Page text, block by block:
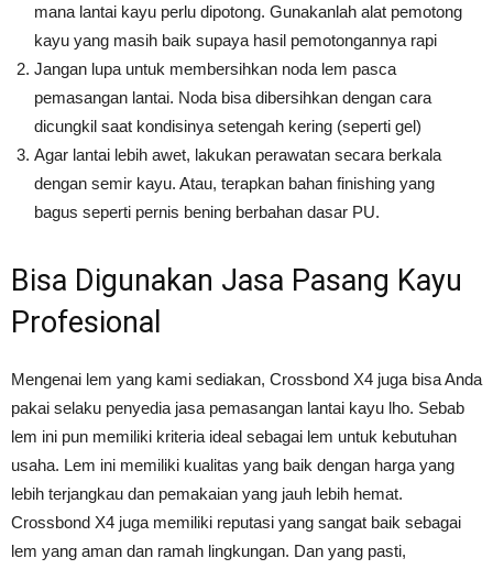
mana lantai kayu perlu dipotong. Gunakanlah alat pemotong
kayu yang masih baik supaya hasil pemotongannya rapi
Jangan lupa untuk membersihkan noda lem pasca
pemasangan lantai. Noda bisa dibersihkan dengan cara
dicungkil saat kondisinya setengah kering (seperti gel)
Agar lantai lebih awet, lakukan perawatan secara berkala
dengan semir kayu. Atau, terapkan bahan finishing yang
bagus seperti pernis bening berbahan dasar PU.
Bisa Digunakan Jasa Pasang Kayu
Profesional
Mengenai lem yang kami sediakan, Crossbond X4 juga bisa Anda
pakai selaku penyedia jasa pemasangan lantai kayu lho. Sebab
lem ini pun memiliki kriteria ideal sebagai lem untuk kebutuhan
usaha. Lem ini memiliki kualitas yang baik dengan harga yang
lebih terjangkau dan pemakaian yang jauh lebih hemat.
Crossbond X4 juga memiliki reputasi yang sangat baik sebagai
lem yang aman dan ramah lingkungan. Dan yang pasti,